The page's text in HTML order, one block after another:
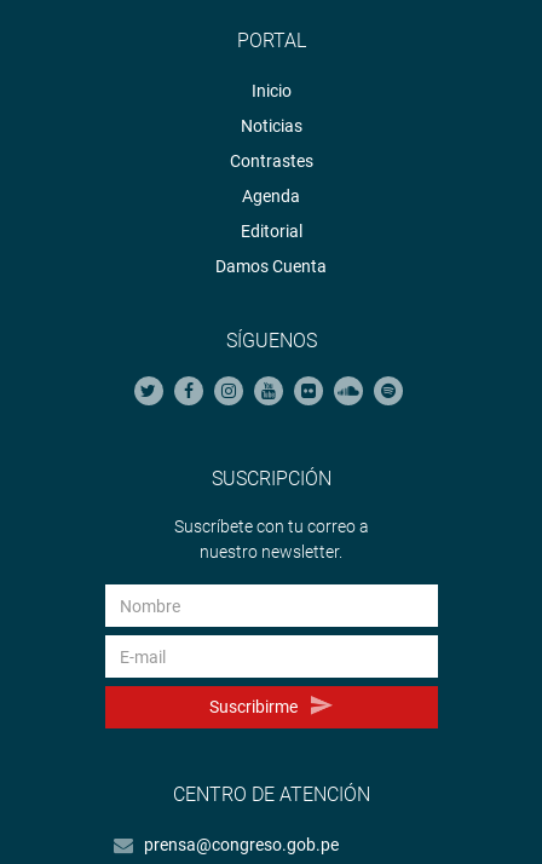
PORTAL
Inicio
Noticias
Contrastes
Agenda
Editorial
Damos Cuenta
SÍGUENOS
SUSCRIPCIÓN
Suscríbete con tu correo a
nuestro newsletter.
Suscribirme
CENTRO DE ATENCIÓN
prensa@congreso.gob.pe